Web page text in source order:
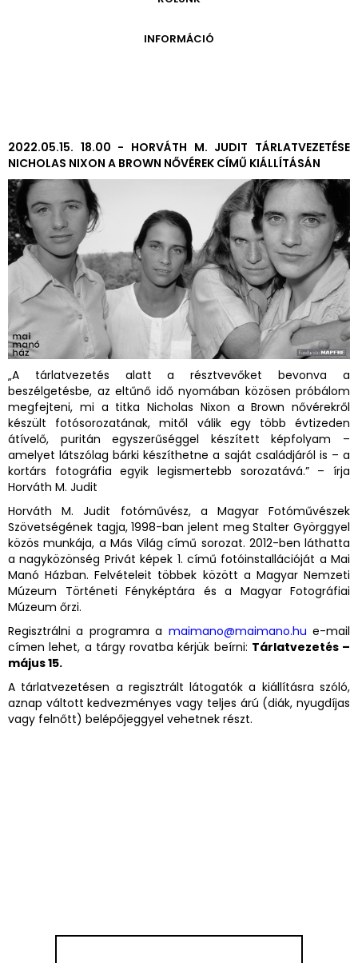
PÉCSI JÓZSEF - A NÉVADÓ
ARCHÍVUM 2014-2018
INFORMÁCIÓ
MEGKÖZELÍTÉS
ÜVEGZSEB
2022.05.15. 18.00 - HORVÁTH M. JUDIT TÁRLATVEZETÉSE
NICHOLAS NIXON A BROWN NŐVÉREK CÍMŰ KIÁLLÍTÁSÁN
„A tárlatvezetés alatt a résztvevőket bevonva a
beszélgetésbe, az eltűnő idő nyomában közösen próbálom
megfejteni, mi a titka Nicholas Nixon a Brown nővérekről
készült fotósorozatának, mitől válik egy több évtizeden
átívelő, puritán egyszerűséggel készített képfolyam –
amelyet látszólag bárki készíthetne a saját családjáról is – a
kortárs fotográfia egyik legismertebb sorozatává.” – írja
Horváth M. Judit
Horváth M. Judit fotóművész, a Magyar Fotóművészek
Szövetségének tagja, 1998-ban jelent meg Stalter Györggyel
közös munkája, a Más Világ című sorozat. 2012-ben láthatta
a nagyközönség Privát képek 1. című fotóinstallációját a Mai
Manó Házban. Felvételeit többek között a Magyar Nemzeti
Múzeum Történeti Fényképtára és a Magyar Fotográfiai
Múzeum őrzi.
Regisztrálni a programra a maimano@maimano.hu e-mail
címen lehet, a tárgy rovatba kérjük beírni: Tárlatvezetés –
május 15.
A tárlatvezetésen a regisztrált látogatók a kiállításra szóló,
aznap váltott kedvezményes vagy teljes árú (diák, nyugdíjas
vagy felnőtt) belépőjeggyel vehetnek részt.